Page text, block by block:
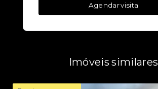
Agendar visita
Imóveis similares